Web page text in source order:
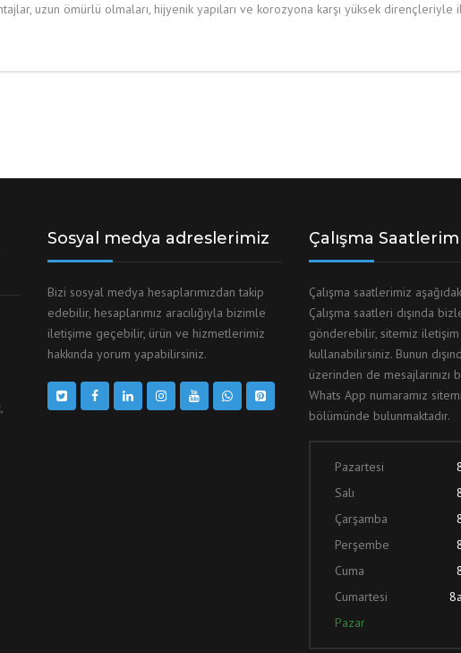
uzun ömürlü olmaları, hijyenik yapıları ve korozyona karşı yüksek
Sosyal medya adreslerimiz
Bizi sosyal medya hesaplarımızdan takip
edebilir, hesaplarımız aracılığıyla bizimle
iletişime geçebilir, ürün ve hizmetlerimiz
hakkında yorum yapabilirsiniz.
Çalışma
Çalışma saatlerimiz
Çalışma saatleri dışında
gönderebilir, sitemiz
kullanabilirsiniz. Bunun
üzerinden de mesajlarınızı
Whats App numaramız
bölümünde bulunmaktadır.
Pazartesi
Salı
Çarşamba
Perşembe
Cuma
Cumartesi
Pazar